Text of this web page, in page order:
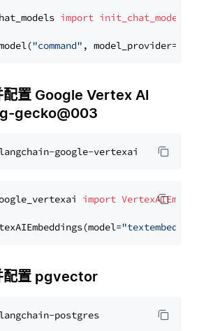
import init_chat_model
"command" , model_provider=
配置 Google Vertex AI
gecko@003
import
配置 pgvector